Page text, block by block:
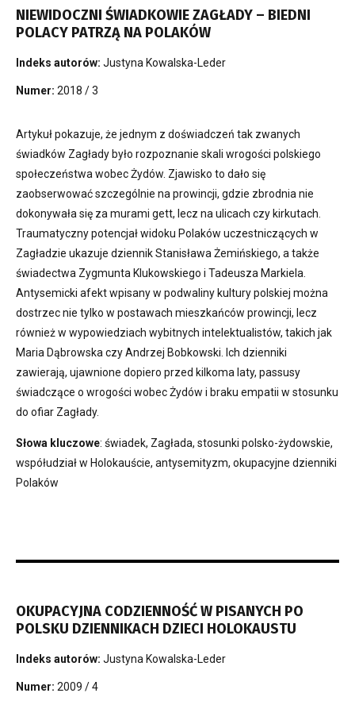
NIEWIDOCZNI ŚWIADKOWIE ZAGŁADY – BIEDNI
POLACY PATRZĄ NA POLAKÓW
Indeks autorów: Justyna Kowalska-Leder
Numer: 2018 / 3
Artykuł pokazuje, że jednym z doświadczeń tak zwanych
świadków Zagłady było rozpoznanie skali wrogości polskiego
społeczeństwa wobec Żydów. Zjawisko to dało się
zaobserwować szczególnie na prowincji, gdzie zbrodnia nie
dokonywała się za murami gett, lecz na ulicach czy kirkutach.
Traumatyczny potencjał widoku Polaków uczestniczących w
Zagładzie ukazuje dziennik Stanisława Żemińskiego, a także
świadectwa Zygmunta Klukowskiego i Tadeusza Markiela.
Antysemicki afekt wpisany w podwaliny kultury polskiej można
dostrzec nie tylko w postawach mieszkańców prowincji, lecz
również w wypowiedziach wybitnych intelektualistów, takich jak
Maria Dąbrowska czy Andrzej Bobkowski. Ich dzienniki
zawierają, ujawnione dopiero przed kilkoma laty, passusy
świadczące o wrogości wobec Żydów i braku empatii w stosunku
do ofiar Zagłady.
Słowa kluczowe: świadek, Zagłada, stosunki polsko-żydowskie,
współudział w Holokauście, antysemityzm, okupacyjne dzienniki
Polaków
OKUPACYJNA CODZIENNOŚĆ W PISANYCH PO
POLSKU DZIENNIKACH DZIECI HOLOKAUSTU
Indeks autorów: Justyna Kowalska-Leder
Numer: 2009 / 4